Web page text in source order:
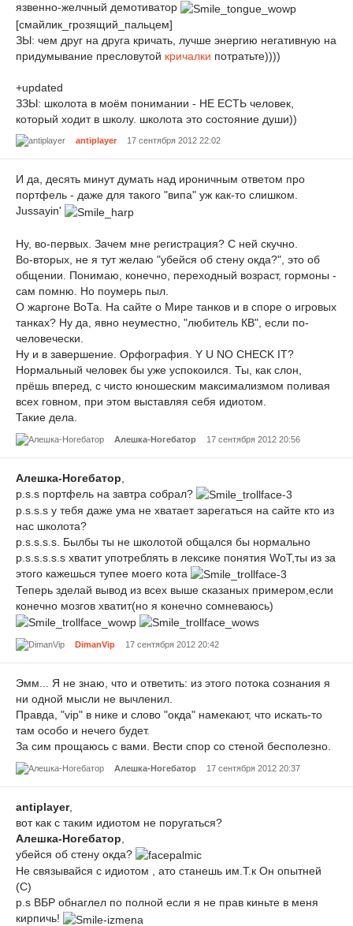
язвенно-желчный демотиватор
[смайлик_грозящий_пальцем]
ЗЫ: чем друг на друга кричать, лучше энергию негативную на
придумывание пресловутой кричалки потратьте))))
+updated
ЗЗЫ: школота в моём понимании - НЕ ЕСТЬ человек,
который ходит в школу. школота это состояние души))
antiplayer 17 сентября 2012 22:02
И да, десять минут думать над ироничным ответом про
портфель - даже для такого "випа" уж как-то слишком.
Jussayin'
Ну, во-первых. Зачем мне регистрация? С ней скучно.
Во-вторых, не я тут желаю "убейся об стену окда?", это об
общении. Понимаю, конечно, переходный возраст, гормоны -
сам помню. Но поумерь пыл.
О жаргоне ВоТа. На сайте о Мире танков и в споре о игровых
танках? Ну да, явно неуместно, "любитель КВ", если по-
человечески.
Ну и в завершение. Орфография. Y U NO CHECK IT?
Нормальный человек бы уже успокоился. Ты, как слон,
прёшь вперед, с чисто юношеским максимализмом поливая
всех говном, при этом выставляя себя идиотом.
Такие дела.
Алешка-Ногебатор 17 сентября 2012 20:56
Алешка-Ногебатор
p.s.s портфель на завтра собрал?
p.s.s.s у тебя даже ума не хватает зарегаться на сайте кто из
нас школота?
p.s.s.s.s. Былбы ты не школотой общался бы нормально
p.s.s.s.s.s хватит употреблять в лексике понятия WoT,ты из за
этого кажешься тупее моего кота
Теперь зделай вывод из всех выше сказаных примером,если
конечно мозгов хватит(но я конечно сомневаюсь)
DimanVip 17 сентября 2012 20:42
Эмм... Я не знаю, что и ответить: из этого потока сознания я
ни одной мысли не вычленил.
Правда, "vip" в нике и слово "окда" намекают, что искать-то
там особо и нечего будет.
За сим прощаюсь с вами. Вести спор со стеной бесполезно.
Алешка-Ногебатор 17 сентября 2012 20:37
antiplayer,
вот как с таким идиотом не поругаться?
Алешка-Ногебатор
убейся об стену окда?
Не связывайся с идиотом , ато станешь им.Т.к Он опытней
(С)
p.s ВБР обнаглел по полной если я не прав киньте в меня
кирпичь!